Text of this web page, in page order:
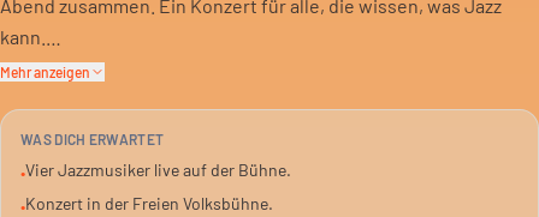
Abend zusammen. Ein Konzert für alle, die wissen, was Jazz
kann.
Geheimnis. Aber der Name Zwingenberger steht für eine
Richtung. Erwarte keine Experimente, sondern solide
Handwerkskunst.
Mehr anzeigen
WAS DICH ERWARTET
•Vier Jazzmusiker live auf der Bühne.
•Konzert in der Freien Volksbühne.